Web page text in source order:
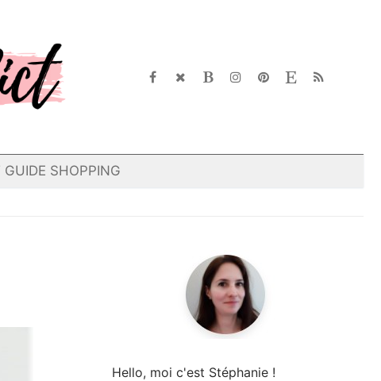
SHOPPING
Hello, moi c'est Stéphanie !